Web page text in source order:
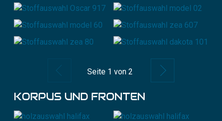
Zurück
Seite 1 von 2
KORPUS UND FRONTEN